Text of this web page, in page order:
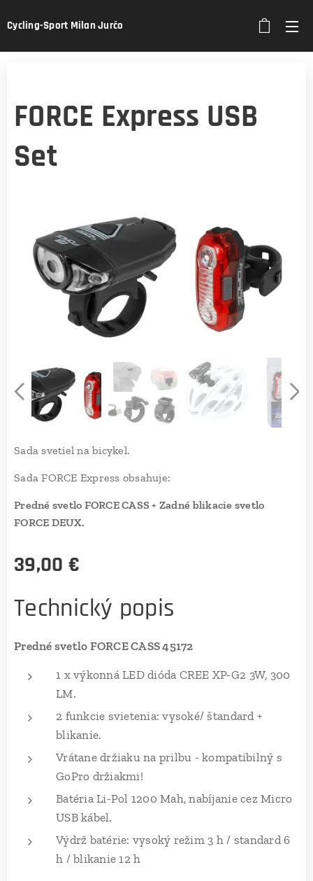
Cycling-Sport Milan Jurčo
FORCE Express USB
Set
Sada svetiel na bicykel.
Sada FORCE Express obsahuje:
Predné svetlo FORCE CASS + Zadné blikacie svetlo
FORCE DEUX.
39,00 €
Technický popis
Predné svetlo FORCE CASS 45172
1 x výkonná LED dióda CREE XP-G2 3W, 300
LM.
2 funkcie svietenia: vysoké/ štandard +
blikanie.
Vrátane držiaku na prilbu - kompatibilný s
GoPro držiakmi!
Batéria Li-Pol 1200 Mah, nabíjanie cez Micro
USB kábel.
Výdrž batérie: vysoký režim 3 h / standard 6
h / blikanie 12 h